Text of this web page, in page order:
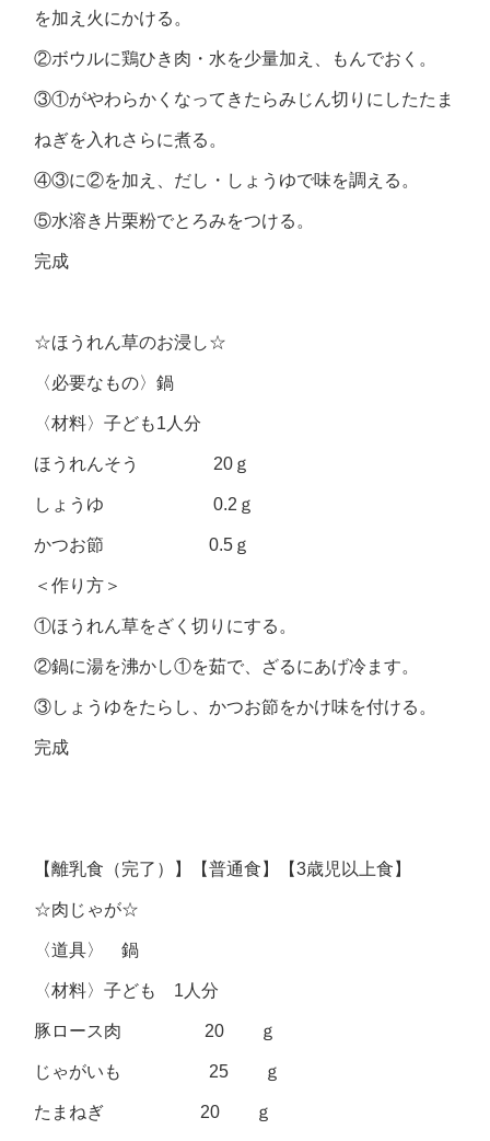
を加え火にかける。
②ボウルに鶏ひき肉・水を少量加え、もんでおく。
③①がやわらかくなってきたらみじん切りにしたたま
ねぎを入れさらに煮る。
④③に②を加え、だし・しょうゆで味を調える。
⑤水溶き片栗粉でとろみをつける。
完成
☆ほうれん草のお浸し☆
〈必要なもの〉鍋
〈材料〉子ども1人分
ほうれんそう 20ｇ
しょうゆ 0.2ｇ
かつお節 0.5ｇ
＜作り方＞
①ほうれん草をざく切りにする。
②鍋に湯を沸かし①を茹で、ざるにあげ冷ます。
③しょうゆをたらし、かつお節をかけ味を付ける。
完成
【離乳食（完了）】【普通食】【3歳児以上食】
☆肉じゃが☆
〈道具〉 鍋
〈材料〉子ども 1人分
豚ロース肉 20 ｇ
じゃがいも 25 ｇ
たまねぎ 20 ｇ